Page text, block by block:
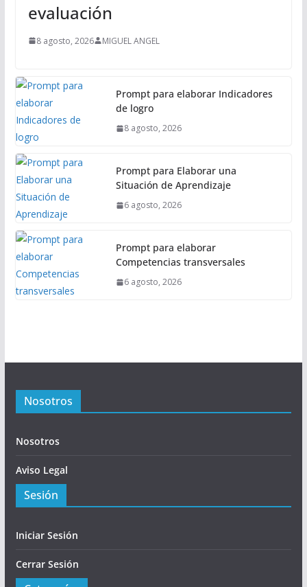
evaluación
8 agosto, 2026 MIGUEL ANGEL
Prompt para elaborar Indicadores
de logro
8 agosto, 2026
Prompt para Elaborar una
Situación de Aprendizaje
6 agosto, 2026
Prompt para elaborar
Competencias transversales
6 agosto, 2026
Nosotros
Nosotros
Aviso Legal
Sesión
Iniciar Sesión
Cerrar Sesión